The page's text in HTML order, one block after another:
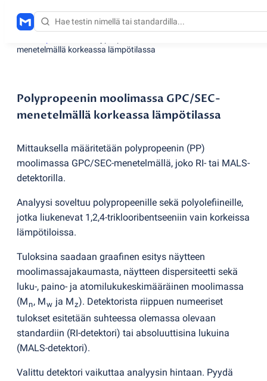
menetelmällä korkeassa lämpötilassa
Polypropeenin moolimassa GPC/SEC-
menetelmällä korkeassa lämpötilassa
Mittauksella määritetään polypropeenin (PP)
moolimassa GPC/SEC-menetelmällä, joko RI- tai MALS-
detektorilla.
Analyysi soveltuu polypropeenille sekä polyolefiineille,
jotka liukenevat 1,2,4-triklooribentseeniin vain korkeissa
lämpötiloissa.
Tuloksina saadaan graafinen esitys näytteen
moolimassajakaumasta, näytteen dispersiteetti sekä
luku-, paino- ja atomilukukeskimääräinen moolimassa
(Mn, Mw ja Mz). Detektorista riippuen numeeriset
tulokset esitetään suhteessa olemassa olevaan
standardiin (RI-detektori) tai absoluuttisina lukuina
(MALS-detektori).
Valittu detektori vaikuttaa analyysin hintaan. Pyydä